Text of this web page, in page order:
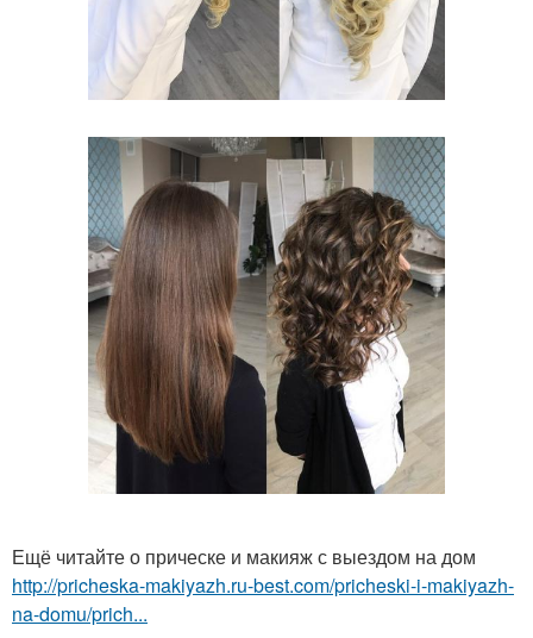
Ещё читайте о прическе и макияж с выездом на дом
http://pricheska-makiyazh.ru-best.com/pricheski-i-makiyazh-
na-domu/prich...